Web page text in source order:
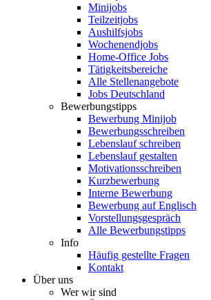
Minijobs
Teilzeitjobs
Aushilfsjobs
Wochenendjobs
Home-Office Jobs
Tätigkeitsbereiche
Alle Stellenangebote
Jobs Deutschland
Bewerbungstipps
Bewerbung Minijob
Bewerbungsschreiben
Lebenslauf schreiben
Lebenslauf gestalten
Motivationsschreiben
Kurzbewerbung
Interne Bewerbung
Bewerbung auf Englisch
Vorstellungsgespräch
Alle Bewerbungstipps
Info
Häufig gestellte Fragen
Kontakt
Über uns
Wer wir sind